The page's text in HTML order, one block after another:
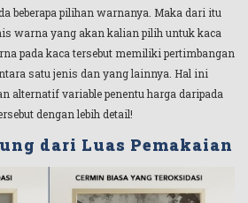
beberapa pilihan warnanya. Maka dari itu
warna yang akan kalian pilih untuk kaca
pada kaca tersebut memiliki pertimbangan
satu jenis dan yang lainnya. Hal ini
alternatif variable penentu harga daripada
dengan lebih detail!
dari Luas Pemakaian